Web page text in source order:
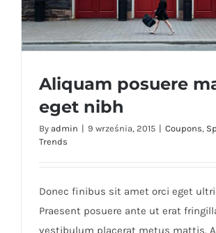
Aliquam posuere
eget nibh
By admin | 9 września, 2015 | Coupons,
Trends
Donec finibus sit amet orci eget
Praesent posuere ante ut erat
vestibulum placerat metus mattis.